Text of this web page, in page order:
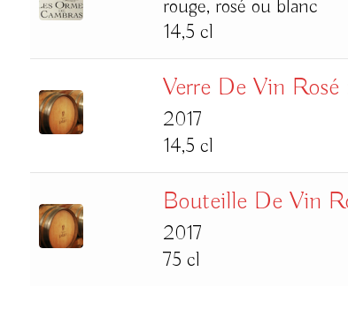
rouge, rosé ou blanc
14,5 cl
Verre De Vin
2017
14,5 cl
Bouteille De Vin
2017
75 cl